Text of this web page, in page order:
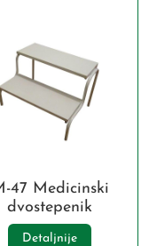
47 Medicinski
dvostepenik
Detaljnije